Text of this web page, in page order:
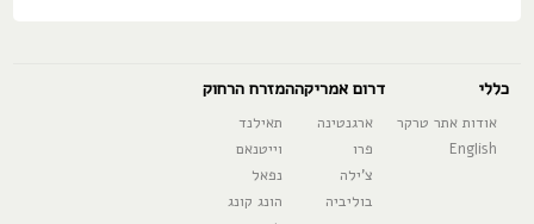
כללי
אודות אתר טרקר
English
דרום אמריקה
ארגנטינה
פרו
צ'ילה
בוליביה
המזרח הרחוק
תאילנד
וייטנאם
נפאל
הונג קונג